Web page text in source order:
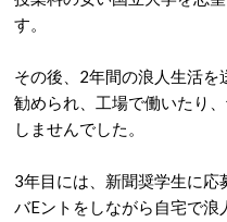
す。
その後、2年間の浪人生活
勧められ、工場で働いたり
しませんでした。
3年目には、新聞奨学生に
バEントをしながら自宅で浪